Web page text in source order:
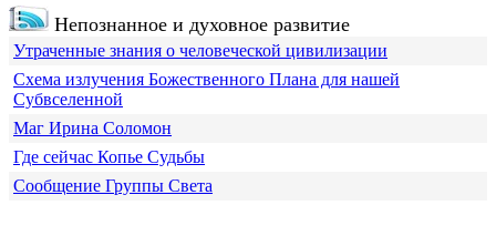
Непознанное и духовное развитие
Утраченные знания о человеческой цивилизации
Схема излучения Божественного Плана для нашей
Субвселенной
Маг Ирина Соломон
Где сейчас Копье Судьбы
Сообщение Группы Света